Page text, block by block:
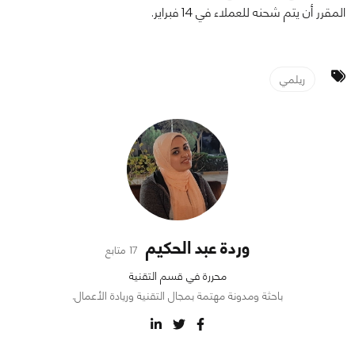
المقرر أن يتم شحنه للعملاء في 14 فبراير.
ريلمي
وردة عبد الحكيم 17 متابع
محررة في قسم التقنية
باحثة ومدونة مهتمة بمجال التقنية وريادة الأعمال.